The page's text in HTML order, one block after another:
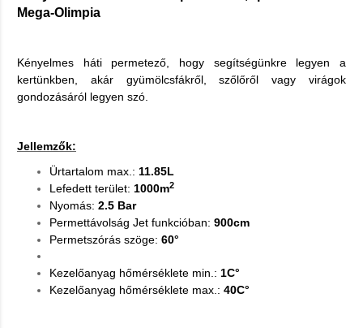
Mega-Olimpia
Kényelmes háti permetező, hogy segítségünkre legyen a
kertünkben, akár gyümölcsfákről, szőlőről vagy virágok
gondozásáról legyen szó.
Jellemzők:
Ürtartalom max.: 11.85L
Lefedett terület: 1000m2
Nyomás: 2.5 Bar
Permettávolság Jet funkcióban: 900cm
Permetszórás szöge: 60°
Kezelőanyag hőmérséklete min.: 1C°
Kezelőanyag hőmérséklete max.: 40C°